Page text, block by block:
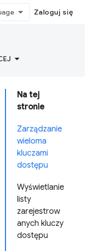
Zaloguj się
Na tej
stronie
Zarządzanie
wieloma
kluczami
dostępu
Wyświetlanie
listy
zarejestrow
anych kluczy
dostępu